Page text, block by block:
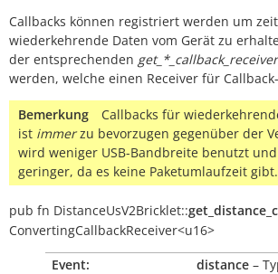
Callbacks können registriert werden um
wiederkehrende Daten vom Gerät zu
der entsprechenden get_*_callback_receiver
werden, welche einen Receiver für
Bemerkung
Callbacks für
ist immerzu bevorzugen gegenüber der
wird weniger USB-Bandbreite benutzt
geringer, da es keine Paketumlaufzeit gibt.
pub fn DistanceUsV2Bricklet::
ConvertingCallbackReceiver<u16>
Event:
distance –